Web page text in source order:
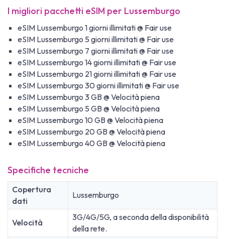
I migliori pacchetti eSIM per Lussemburgo
eSIM Lussemburgo 1 giorni illimitati @ Fair use
eSIM Lussemburgo 5 giorni illimitati @ Fair use
eSIM Lussemburgo 7 giorni illimitati @ Fair use
eSIM Lussemburgo 14 giorni illimitati @ Fair use
eSIM Lussemburgo 21 giorni illimitati @ Fair use
eSIM Lussemburgo 30 giorni illimitati @ Fair use
eSIM Lussemburgo 3 GB @ Velocità piena
eSIM Lussemburgo 5 GB @ Velocità piena
eSIM Lussemburgo 10 GB @ Velocità piena
eSIM Lussemburgo 20 GB @ Velocità piena
eSIM Lussemburgo 40 GB @ Velocità piena
Specifiche tecniche
Copertura
dati
Lussemburgo
Velocità
3G/4G/5G, a seconda della disponibilità
della rete.